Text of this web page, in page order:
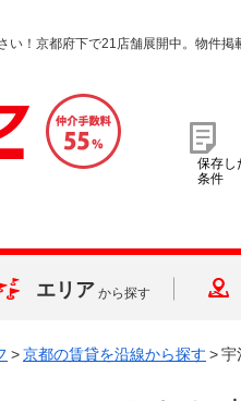
い！京都府下で21店舗展開中。物件掲
保存し
条件
エリア から探す
>京都の賃貸を沿線から探す >宇